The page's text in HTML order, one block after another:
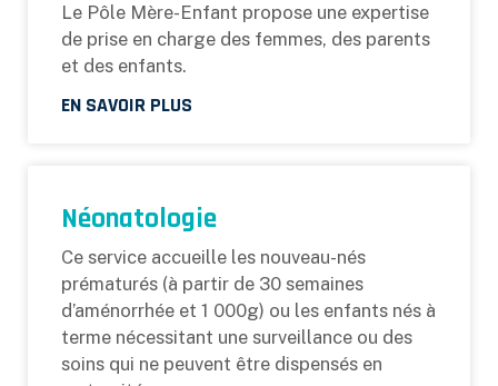
Le Pôle Mère-Enfant propose une expertise
de prise en charge des femmes, des parents
et des enfants.
EN SAVOIR PLUS
Néonatologie
Ce service accueille les nouveau-nés
prématurés (à partir de 30 semaines
d’aménorrhée et 1 000g) ou les enfants nés à
terme nécessitant une surveillance ou des
soins qui ne peuvent être dispensés en